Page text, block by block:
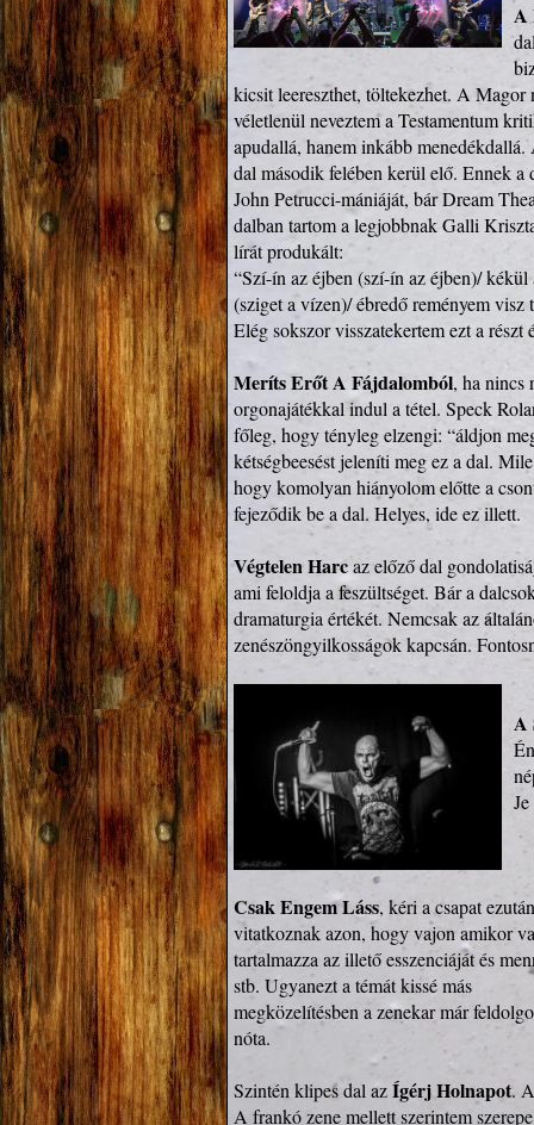
A
kicsit leereszthet, töltekezhet. A Magor
véletlenül neveztem a Testamentum
apudallá, hanem inkább
dal második felében kerül elő. Ennek
John Petrucci-mániáját, bár Dream
dalban tartom a legjobbnak Galli
lírát produkált:
“Szí-ín az éjben (szí-ín az éjben)/
(sziget a vízen)/ ébredő reményem visz
Elég sokszor visszatekertem ezt a
Meríts Erőt A Fájdalomból, ha nincs
orgonajátékkal indul a tétel. Speck
főleg, hogy tényleg elzengi: “áldjon
kétségbeesést jeleníti meg ez a dal.
hogy komolyan hiányolom előtte a
fejeződik be a dal. Helyes, ide ez illett.
Végtelen Harc az előző dal
ami feloldja a feszültséget. Bár a
dramaturgia értékét. Nemcsak az
zenészöngyilkosságok kapcsán.
A
Csak Engem Láss, kéri a csapat
vitatkoznak azon, hogy vajon amikor
tartalmazza az illető esszenciáját és
stb. Ugyanezt a témát kissé más
megközelítésben a zenekar már
nóta.
Szintén klipes dal az Ígérj Holnapot.
A frankó zene mellett szerintem